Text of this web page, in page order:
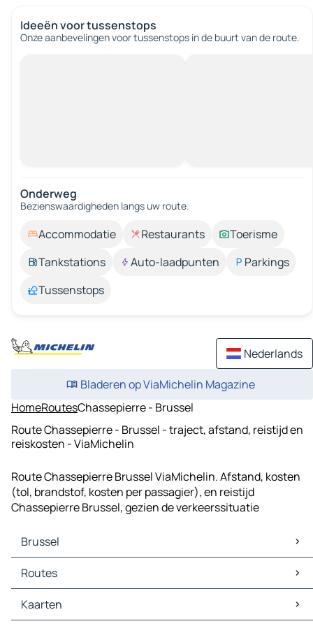
Ideeën voor tussenstops
Onze aanbevelingen voor tussenstops in de buurt van de route.
Onderweg
Bezienswaardigheden langs uw route.
Accommodatie Restaurants
Toerisme
Tankstations
Auto-laadpunten
Parkings
Tussenstops
Nederlands
Bladeren op ViaMichelin Magazine
HomeRoutesChassepierre - Brussel
Route Chassepierre - Brussel - traject, afstand, reistijd en
reiskosten - ViaMichelin
Route Chassepierre Brussel ViaMichelin. Afstand, kosten
(tol, brandstof, kosten per passagier), en reistijd
Chassepierre Brussel, gezien de verkeerssituatie
Brussel
Brussel Kaarten
Brussel Verkeer
Brussel Hotels
Brussel Restaurants
Routes
Routes Brussel - Antwerpen
Routes Brussel - Rotterdam
Kaarten